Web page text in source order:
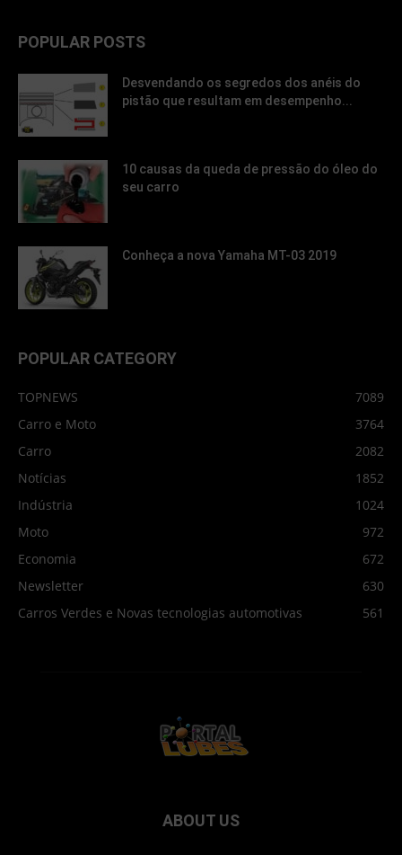
POPULAR POSTS
Desvendando os segredos dos anéis do
pistão que resultam em desempenho...
10 causas da queda de pressão do óleo do
seu carro
Conheça a nova Yamaha MT-03 2019
POPULAR CATEGORY
TOPNEWS
7089
Carro e Moto
3764
Carro
2082
Notícias
1852
Indústria
1024
Moto
972
Economia
672
Newsletter
630
Carros Verdes e Novas tecnologias automotivas
561
ABOUT US